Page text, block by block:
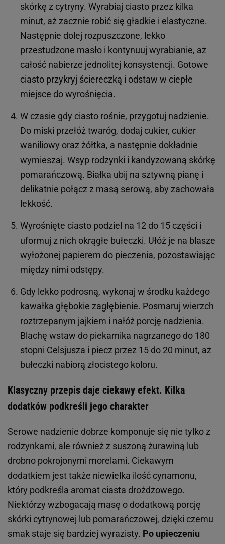
skórkę z cytryny. Wyrabiaj ciasto przez kilka
minut, aż zacznie robić się gładkie i elastyczne.
Następnie dolej rozpuszczone, lekko
przestudzone masło i kontynuuj wyrabianie, aż
całość nabierze jednolitej konsystencji. Gotowe
ciasto przykryj ściereczką i odstaw w ciepłe
miejsce do wyrośnięcia.
W czasie gdy ciasto rośnie, przygotuj nadzienie.
Do miski przełóż twaróg, dodaj cukier, cukier
waniliowy oraz żółtka, a następnie dokładnie
wymieszaj. Wsyp rodzynki i kandyzowaną skórkę
pomarańczową. Białka ubij na sztywną pianę i
delikatnie połącz z masą serową, aby zachowała
lekkość.
Wyrośnięte ciasto podziel na 12 do 15 części i
uformuj z nich okrągłe bułeczki. Ułóż je na blasze
wyłożonej papierem do pieczenia, pozostawiając
między nimi odstępy.
Gdy lekko podrosną, wykonaj w środku każdego
kawałka głębokie zagłębienie. Posmaruj wierzch
roztrzepanym jajkiem i nałóż porcję nadzienia.
Blachę wstaw do piekarnika nagrzanego do 180
stopni Celsjusza i piecz przez 15 do 20 minut, aż
bułeczki nabiorą złocistego koloru.
Klasyczny przepis daje ciekawy efekt. Kilka
dodatków podkreśli jego charakter
Serowe nadzienie dobrze komponuje się nie tylko z
rodzynkami, ale również z suszoną żurawiną lub
drobno pokrojonymi morelami. Ciekawym
dodatkiem jest także niewielka ilość cynamonu,
który podkreśla aromat ciasta drożdżowego.
Niektórzy wzbogacają masę o dodatkową porcję
skórki cytrynowej lub pomarańczowej, dzięki czemu
smak staje się bardziej wyrazisty. Po upieczeniu